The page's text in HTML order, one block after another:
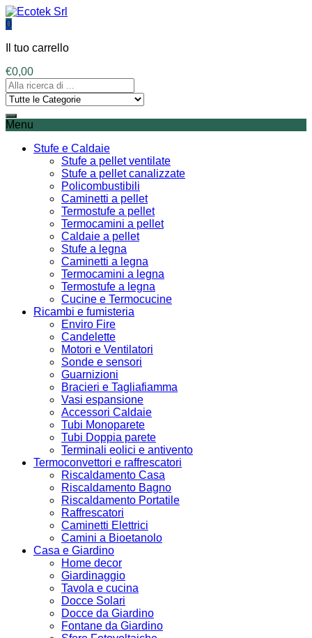
0
Il tuo carrello
€0,00
Menu
Stufe e Caldaie
Stufe a pellet ventilate
Stufe a pellet canalizzate
Policombustibili
Caminetti a pellet
Termostufe a pellet
Termocamini a pellet
Caldaie a pellet
Stufe a legna
Caminetti a legna
Termocamini a legna
Termostufe a legna
Cucine e Termocucine
Ricambi e fumisteria
Enviro Fire
Candelette
Motori e Ventilatori
Sonde e sensori
Guarnizioni
Bracieri e Tagliafiamma
Vasi espansione
Accessori Caldaie
Tubi Monoparete
Tubi Doppia parete
Terminali eolici e antivento
Termoconvettori e raffrescatori
Riscaldamento Casa
Riscaldamento Bagno
Riscaldamento Portatile
Raffrescatori
Caminetti Elettrici
Camini a Bioetanolo
Casa e Giardino
Home decor
Giardinaggio
Tavola e cucina
Docce Solari
Docce da Giardino
Fontane da Giardino